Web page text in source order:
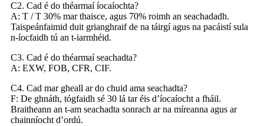
C2. Cad é do théarmaí íocaíochta?
A: T / T 30% mar thaisce, agus 70% roimh an seachadadh.
Taispeánfaimid duit grianghraif de na táirgí agus na pacáistí sula
n-íocfaidh tú an t-iarmhéid.
C3. Cad é do théarmaí seachadta?
A: EXW, FOB, CFR, CIF.
C4. Cad mar gheall ar do chuid ama seachadta?
F: De ghnáth, tógfaidh sé 30 lá tar éis d’íocaíocht a fháil.
Braitheann an t-am seachadta sonrach ar na míreanna agus ar
chainníocht d’ordú.